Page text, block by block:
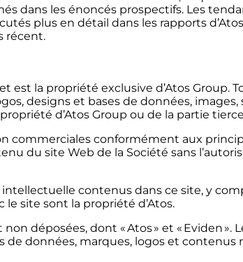
dans les énoncés prospectifs. Les
plus en détail dans les rapports
récent.
la propriété exclusive d’Atos Group.
designs et bases de données,
d’Atos Group ou de la partie
commerciales conformément aux
du site Web de la Société sans
contenus dans ce site, y
site sont la propriété d’Atos.
déposées, dont « Atos » et « Eviden ».
de données, marques, logos et